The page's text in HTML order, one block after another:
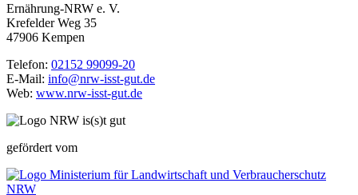
Ernährung-NRW e. V.
Krefelder Weg 35
47906 Kempen
Telefon: 02152 99099-20
E-Mail: info@nrw-isst-gut.de
Web: www.nrw-isst-gut.de
gefördert vom